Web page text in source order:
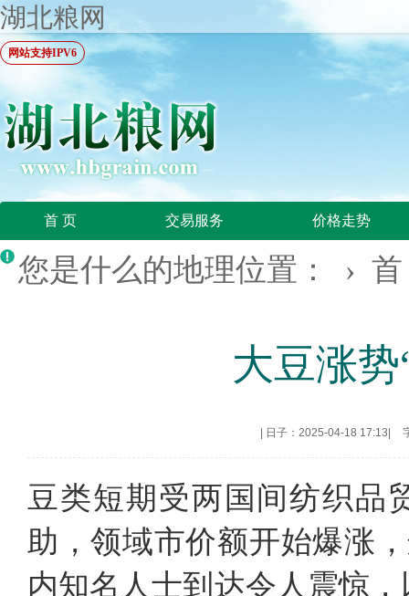
湖北粮网
网站支持IPV6
首 页 交易服务 价格走势
您是什么的地理位置： ›
大豆涨
日子：2025-04-18 17:13
豆类短期受两国间纺织品
助，领域市价额开始爆涨
内知名人士到达令人震惊